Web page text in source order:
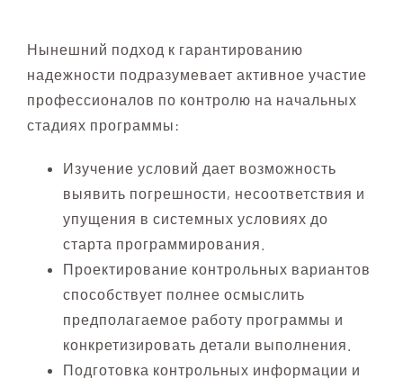
Нынешний подход к гарантированию
надежности подразумевает активное участие
профессионалов по контролю на начальных
стадиях программы:
Изучение условий дает возможность
выявить погрешности, несоответствия и
упущения в системных условиях до
старта программирования.
Проектирование контрольных вариантов
способствует полнее осмыслить
предполагаемое работу программы и
конкретизировать детали выполнения.
Подготовка контрольных информации и